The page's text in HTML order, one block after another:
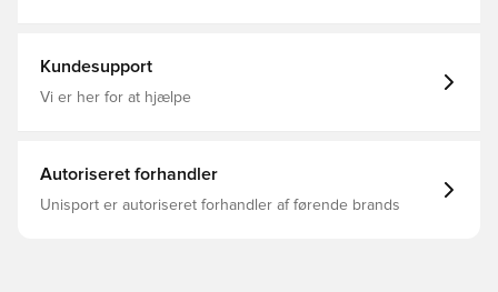
Kundesupport
Vi er her for at hjælpe
Autoriseret forhandler
Unisport er autoriseret forhandler af førende brands